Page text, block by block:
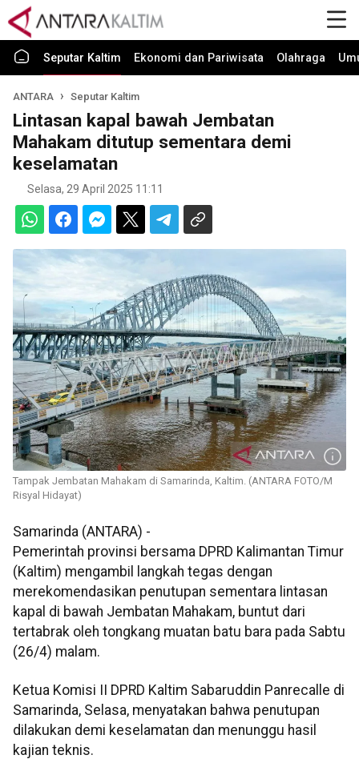
Seputar Kaltim Ekonomi dan Pariwisata Olahraga
ANTARA Seputar Kaltim
Lintasan kapal bawah Jembatan
Mahakam ditutup sementara demi
keselamatan
Selasa, 29 April 2025 11:11
Tampak Jembatan Mahakam di Samarinda, Kaltim. (ANTARA FOTO/M
Risyal Hidayat)
Samarinda (ANTARA) -
Pemerintah provinsi bersama DPRD Kalimantan Timur
(Kaltim) mengambil langkah tegas dengan
merekomendasikan penutupan sementara lintasan
kapal di bawah Jembatan Mahakam, buntut dari
tertabrak oleh tongkang muatan batu bara pada Sabtu
(26/4) malam.
Ketua Komisi II DPRD Kaltim Sabaruddin Panrecalle di
Samarinda, Selasa, menyatakan bahwa penutupan
dilakukan demi keselamatan dan menunggu hasil
kajian teknis.